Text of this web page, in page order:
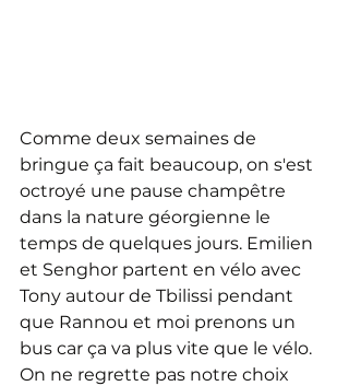
Comme deux semaines de
bringue ça fait beaucoup, on s'est
octroyé une pause champêtre
dans la nature géorgienne le
temps de quelques jours. Emilien
et Senghor partent en vélo avec
Tony autour de Tbilissi pendant
que Rannou et moi prenons un
bus car ça va plus vite que le vélo.
On ne regrette pas notre choix